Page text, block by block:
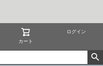
カート
ログイン